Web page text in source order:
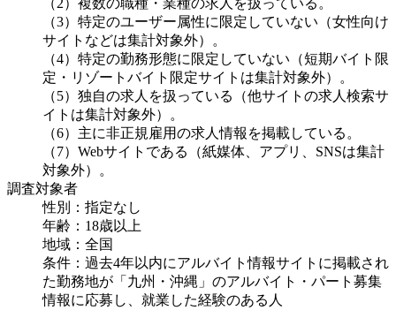
（2）複数の職種・業種の求人を扱っている。
（3）特定のユーザー属性に限定していない（女性向け
サイトなどは集計対象外）。
（4）特定の勤務形態に限定していない（短期バイト限
定・リゾートバイト限定サイトは集計対象外）。
（5）独自の求人を扱っている（他サイトの求人検索サ
イトは集計対象外）。
（6）主に非正規雇用の求人情報を掲載している。
（7）Webサイトである（紙媒体、アプリ、SNSは集計
対象外）。
調査対象者
性別：指定なし
年齢：18歳以上
地域：全国
条件：過去4年以内にアルバイト情報サイトに掲載され
た勤務地が「九州・沖縄」のアルバイト・パート募集
情報に応募し、就業した経験のある人